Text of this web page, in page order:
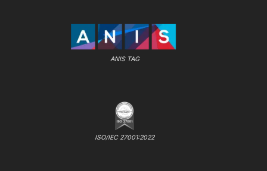
ANIS TAG
ISO/IEC 27001:2022